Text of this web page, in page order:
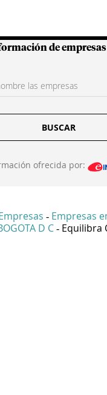
de empresas
BUSCAR
ofrecida por:
- Empresas
D C - Equilibra